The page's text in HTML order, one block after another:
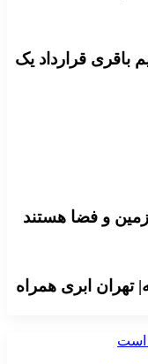
باقری قرارداد یک
زمین و فضا هستند
تهران ابری همراه
است